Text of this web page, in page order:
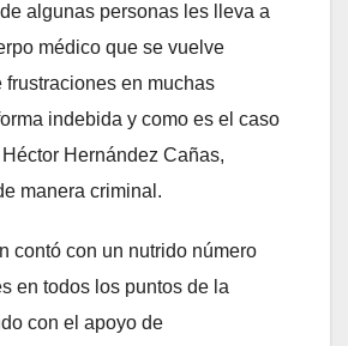
algunas personas les lleva a
médico que se vuelve
frustraciones en muchas
indebida y como es el caso
Hernández Cañas,
manera criminal.
contó con un nutrido número
en todos los puntos de la
con el apoyo de